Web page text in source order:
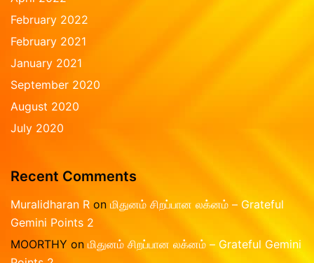
February 2022
February 2021
January 2021
September 2020
August 2020
July 2020
Recent Comments
Muralidharan R on மிதுனம் சிறப்பான லக்னம் – Grateful
Gemini Points 2
MOORTHY on மிதுனம் சிறப்பான லக்னம் – Grateful Gemini